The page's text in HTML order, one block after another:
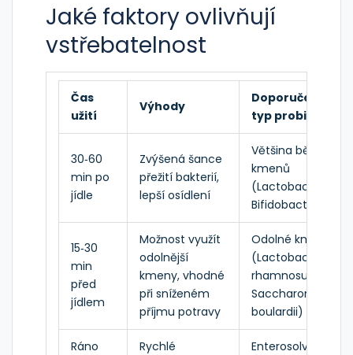
Jaké faktory ovlivňují
vstřebatelnost
Čas
užití
Výhody
Doporučený
typ probiotika
30‑60
min po
jídle
Zvýšená šance
přežití bakterií,
lepší osídlení
Většina běžných
kmenů
(Lactobacillus,
Bifidobacterium)
15‑30
min
před
jídlem
Možnost využít
odolnější
kmeny, vhodné
při sníženém
příjmu potravy
Odolné kmeny
(Lactobacillus
rhamnosus,
Saccharomyces
boulardii)
Ráno
Rychlé
Enterosolvabilní